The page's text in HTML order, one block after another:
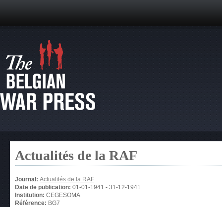
Actualités de la RAF
Journal: Actualités de la RAF
Date de publication: 01-01-1941 - 31-12-1941
Institution: CEGESOMA
Référence: BG7